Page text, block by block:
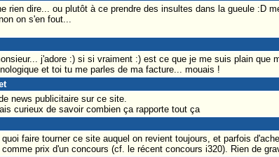
rien dire... ou plutôt à ce prendre des insultes dans la gueule :D
on s'en fout...
j'adore :) si si vraiment :) est ce que je me suis plain que
et toi tu me parles de ma facture... mouais !
news publicitaire sur ce site.
curieux de savoir combien ça rapporte tout ça
faire tourner ce site auquel on revient toujours, et parfois
prix d'un concours (cf. le récent concours i320). Rien de